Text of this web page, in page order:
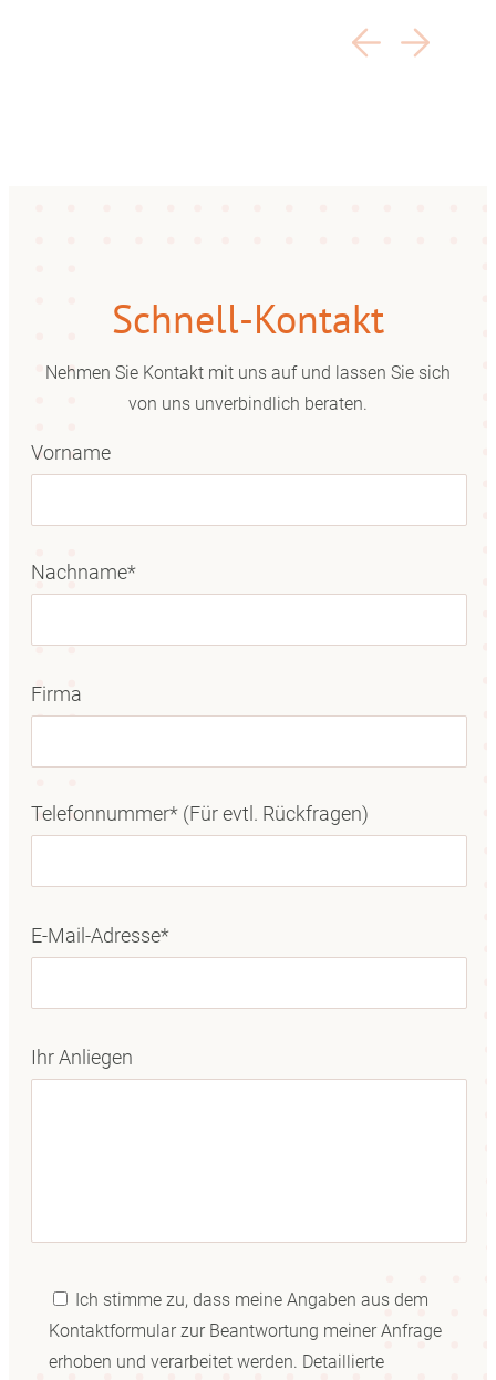
Schnell-Kontakt
Nehmen Sie Kontakt mit uns auf und lassen Sie sich
von uns unverbindlich beraten.
Vorname
Nachname*
Firma
Telefonnummer* (Für evtl. Rückfragen)
E-Mail-Adresse*
Ihr Anliegen
Ich stimme zu, dass meine Angaben aus dem
Kontaktformular zur Beantwortung meiner Anfrage
erhoben und verarbeitet werden. Detaillierte